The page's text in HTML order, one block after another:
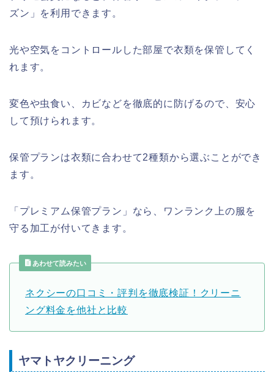
ズン」を利用できます。
光や空気をコントロールした部屋で衣類を保管してく
れます。
変色や虫食い、カビなどを徹底的に防げるので、安心
して預けられます。
保管プランは衣類に合わせて2種類から選ぶことができ
ます。
「プレミアム保管プラン」なら、ワンランク上の服を
守る加工が付いてきます。
あわせて読みたい
ネクシーの口コミ・評判を徹底検証！クリーニ
ング料金を他社と比較
ヤマトヤクリーニング